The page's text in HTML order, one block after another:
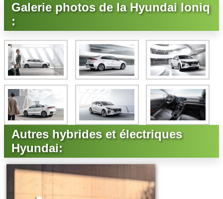
Galerie photos de la Hyundai Ioniq
:
Autres hybrides et électriques
Hyundai: